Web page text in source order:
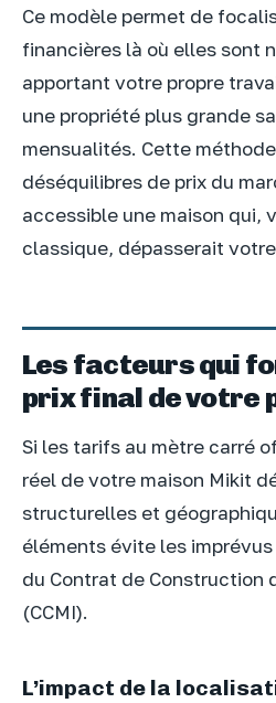
Ce modèle permet de
financières là où elles sont
apportant votre propre
une propriété plus grande
mensualités. Cette
déséquilibres de prix du
accessible une maison qui,
classique, dépasserait
Les facteurs qui
prix final de votre
Si les tarifs au mètre carré
réel de votre maison Mikit
structurelles et
éléments évite les
du Contrat de Construction
(CCMI).
L’impact de la